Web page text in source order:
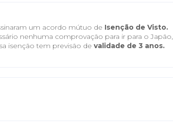
um acordo mútuo de Isenção de Visto.
nenhuma comprovação para ir para o Japão,
isenção tem previsão de validade de 3 anos.